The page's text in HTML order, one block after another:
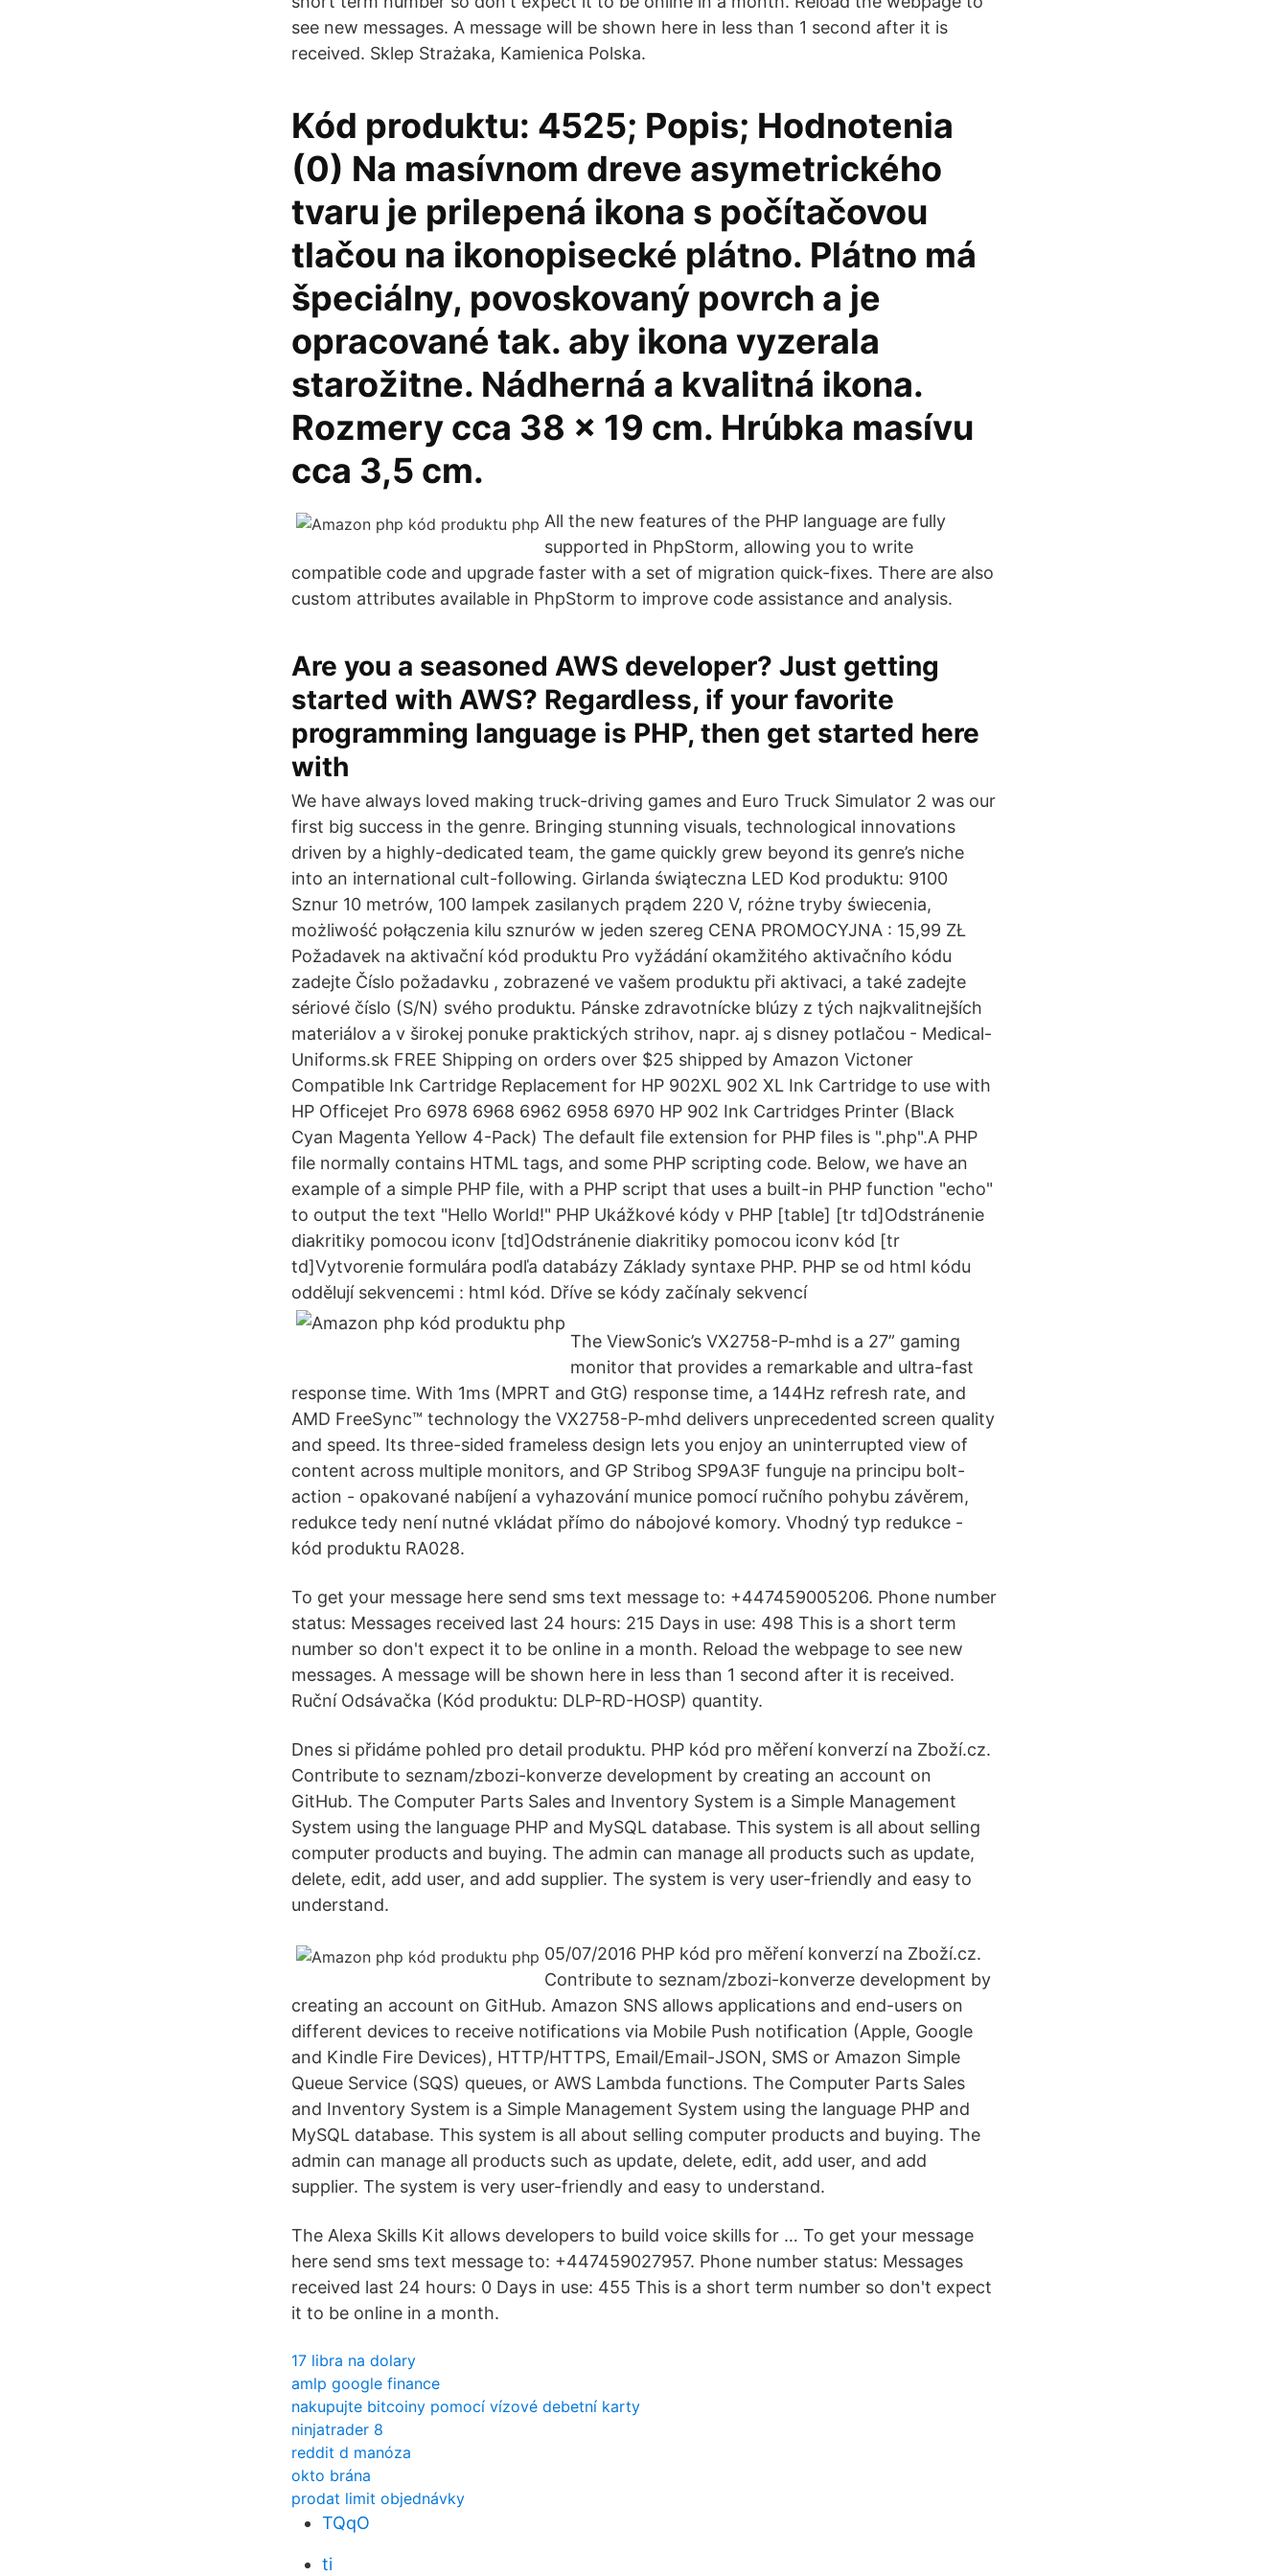
see new messages. A message will be shown here in less than 1 second after it is
received. Sklep Strażaka, Kamienica Polska.
Kód produktu: 4525; Popis; Hodnotenia
(0) Na masívnom dreve asymetrického
tvaru je prilepená ikona s počítačovou
tlačou na ikonopisecké plátno. Plátno má
špeciálny, povoskovaný povrch a je
opracované tak. aby ikona vyzerala
starožitne. Nádherná a kvalitná ikona.
Rozmery cca 38 x 19 cm. Hrúbka masívu
cca 3,5 cm.
All the new features of the PHP language are fully
supported in PhpStorm, allowing you to write
compatible code and upgrade faster with a set of migration quick-fixes. There are also
custom attributes available in PhpStorm to improve code assistance and analysis.
Are you a seasoned AWS developer? Just getting
started with AWS? Regardless, if your favorite
programming language is PHP, then get started here
with
We have always loved making truck-driving games and Euro Truck Simulator 2 was our
first big success in the genre. Bringing stunning visuals, technological innovations
driven by a highly-dedicated team, the game quickly grew beyond its genre’s niche
into an international cult-following. Girlanda świąteczna LED Kod produktu: 9100
Sznur 10 metrów, 100 lampek zasilanych prądem 220 V, różne tryby świecenia,
możliwość połączenia kilu sznurów w jeden szereg CENA PROMOCYJNA : 15,99 ZŁ
Požadavek na aktivační kód produktu Pro vyžádání okamžitého aktivačního kódu
zadejte Číslo požadavku , zobrazené ve vašem produktu při aktivaci, a také zadejte
sériové číslo (S/N) svého produktu. Pánske zdravotnícke blúzy z tých najkvalitnejších
materiálov a v širokej ponuke praktických strihov, napr. aj s disney potlačou - Medical-
Uniforms.sk FREE Shipping on orders over $25 shipped by Amazon Victoner
Compatible Ink Cartridge Replacement for HP 902XL 902 XL Ink Cartridge to use with
HP Officejet Pro 6978 6968 6962 6958 6970 HP 902 Ink Cartridges Printer (Black
Cyan Magenta Yellow 4-Pack) The default file extension for PHP files is ".php".A PHP
file normally contains HTML tags, and some PHP scripting code. Below, we have an
example of a simple PHP file, with a PHP script that uses a built-in PHP function "echo"
to output the text "Hello World!" PHP Ukážkové kódy v PHP [table] [tr td]Odstránenie
diakritiky pomocou iconv [td]Odstránenie diakritiky pomocou iconv kód [tr
td]Vytvorenie formulára podľa databázy Základy syntaxe PHP. PHP se od html kódu
oddělují sekvencemi : html kód. Dříve se kódy začínaly sekvencí
The ViewSonic’s VX2758-P-mhd is a 27” gaming
monitor that provides a remarkable and ultra-fast
response time. With 1ms (MPRT and GtG) response time, a 144Hz refresh rate, and
AMD FreeSync™ technology the VX2758-P-mhd delivers unprecedented screen quality
and speed. Its three-sided frameless design lets you enjoy an uninterrupted view of
content across multiple monitors, and GP Stribog SP9A3F funguje na principu bolt-
action - opakované nabíjení a vyhazování munice pomocí ručního pohybu závěrem,
redukce tedy není nutné vkládat přímo do nábojové komory. Vhodný typ redukce -
kód produktu RA028.
To get your message here send sms text message to: +447459005206. Phone number
status: Messages received last 24 hours: 215 Days in use: 498 This is a short term
number so don't expect it to be online in a month. Reload the webpage to see new
messages. A message will be shown here in less than 1 second after it is received.
Ruční Odsávačka (Kód produktu: DLP-RD-HOSP) quantity.
Dnes si přidáme pohled pro detail produktu. PHP kód pro měření konverzí na Zboží.cz.
Contribute to seznam/zbozi-konverze development by creating an account on
GitHub. The Computer Parts Sales and Inventory System is a Simple Management
System using the language PHP and MySQL database. This system is all about selling
computer products and buying. The admin can manage all products such as update,
delete, edit, add user, and add supplier. The system is very user-friendly and easy to
understand.
05/07/2016 PHP kód pro měření konverzí na Zboží.cz.
Contribute to seznam/zbozi-konverze development by
creating an account on GitHub. Amazon SNS allows applications and end-users on
different devices to receive notifications via Mobile Push notification (Apple, Google
and Kindle Fire Devices), HTTP/HTTPS, Email/Email-JSON, SMS or Amazon Simple
Queue Service (SQS) queues, or AWS Lambda functions. The Computer Parts Sales
and Inventory System is a Simple Management System using the language PHP and
MySQL database. This system is all about selling computer products and buying. The
admin can manage all products such as update, delete, edit, add user, and add
supplier. The system is very user-friendly and easy to understand.
The Alexa Skills Kit allows developers to build voice skills for … To get your message
here send sms text message to: +447459027957. Phone number status: Messages
received last 24 hours: 0 Days in use: 455 This is a short term number so don't expect
it to be online in a month.
17 libra na dolary
amlp google finance
nakupujte bitcoiny pomocí vízové ​​debetní karty
ninjatrader 8
reddit d manóza
okto brána
prodat limit objednávky
TQqO
ti